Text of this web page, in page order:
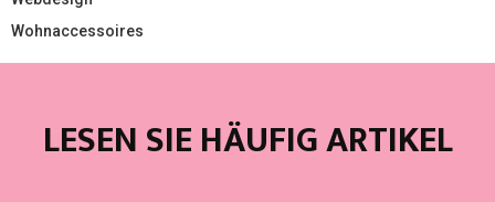
Wohnaccessoires
LESEN SIE HÄUFIG ARTIKEL